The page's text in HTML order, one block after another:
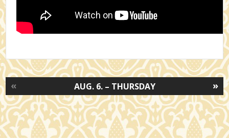
»
AUG. 6. – THURSDAY
«